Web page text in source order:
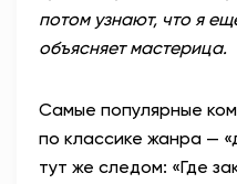
потом узнают, что я
объясняет мастерица.
Самые популярные
по классике жанра —
тут же следом: «Где